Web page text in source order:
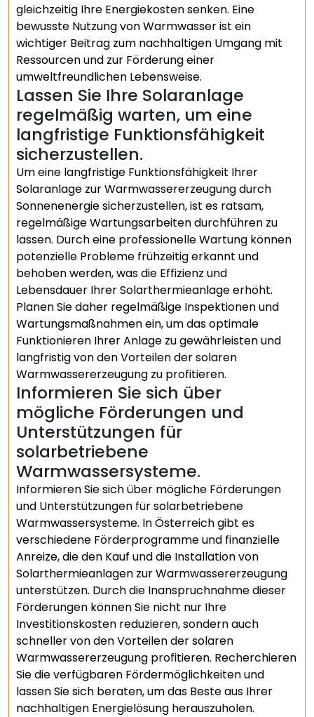
gleichzeitig Ihre Energiekosten senken. Eine
bewusste Nutzung von Warmwasser ist ein
wichtiger Beitrag zum nachhaltigen Umgang mit
Ressourcen und zur Förderung einer
umweltfreundlichen Lebensweise.
Lassen Sie Ihre Solaranlage
regelmäßig warten, um eine
langfristige Funktionsfähigkeit
sicherzustellen.
Um eine langfristige Funktionsfähigkeit Ihrer
Solaranlage zur Warmwassererzeugung durch
Sonnenenergie sicherzustellen, ist es ratsam,
regelmäßige Wartungsarbeiten durchführen zu
lassen. Durch eine professionelle Wartung können
potenzielle Probleme frühzeitig erkannt und
behoben werden, was die Effizienz und
Lebensdauer Ihrer Solarthermieanlage erhöht.
Planen Sie daher regelmäßige Inspektionen und
Wartungsmaßnahmen ein, um das optimale
Funktionieren Ihrer Anlage zu gewährleisten und
langfristig von den Vorteilen der solaren
Warmwassererzeugung zu profitieren.
Informieren Sie sich über
mögliche Förderungen und
Unterstützungen für
solarbetriebene
Warmwassersysteme.
Informieren Sie sich über mögliche Förderungen
und Unterstützungen für solarbetriebene
Warmwassersysteme. In Österreich gibt es
verschiedene Förderprogramme und finanzielle
Anreize, die den Kauf und die Installation von
Solarthermieanlagen zur Warmwassererzeugung
unterstützen. Durch die Inanspruchnahme dieser
Förderungen können Sie nicht nur Ihre
Investitionskosten reduzieren, sondern auch
schneller von den Vorteilen der solaren
Warmwassererzeugung profitieren. Recherchieren
Sie die verfügbaren Fördermöglichkeiten und
lassen Sie sich beraten, um das Beste aus Ihrer
nachhaltigen Energielösung herauszuholen.